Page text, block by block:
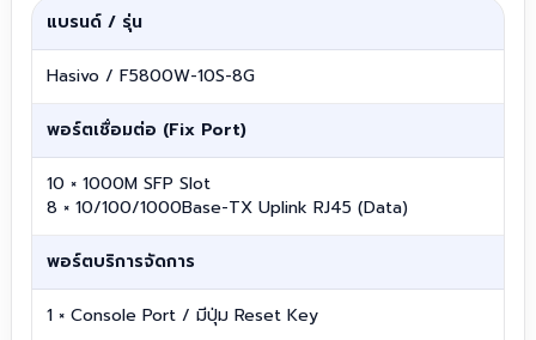
แบรนด์ / รุ่น
Hasivo / F5800W-10S-8G
พอร์ตเชื่อมต่อ (Fix Port)
10 × 1000M SFP Slot
8 × 10/100/1000Base-TX Uplink RJ45 (Data)
พอร์ตบริการจัดการ
1 × Console Port / มีปุ่ม Reset Key